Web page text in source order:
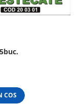
COS